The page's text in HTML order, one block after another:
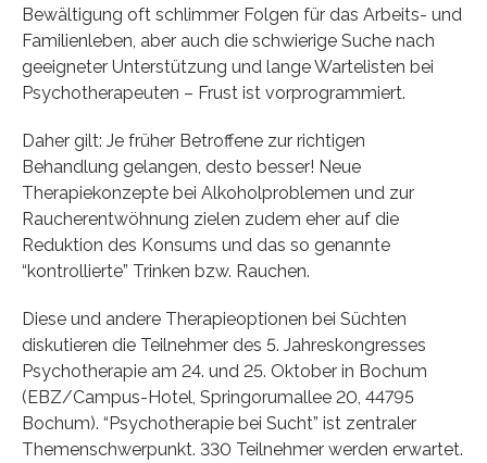
Bewältigung oft schlimmer Folgen für das Arbeits- und
Familienleben, aber auch die schwierige Suche nach
geeigneter Unterstützung und lange Wartelisten bei
Psychotherapeuten – Frust ist vorprogrammiert.
Daher gilt: Je früher Betroffene zur richtigen
Behandlung gelangen, desto besser! Neue
Therapiekonzepte bei Alkoholproblemen und zur
Raucherentwöhnung zielen zudem eher auf die
Reduktion des Konsums und das so genannte
“kontrollierte” Trinken bzw. Rauchen.
Diese und andere Therapieoptionen bei Süchten
diskutieren die Teilnehmer des 5. Jahreskongresses
Psychotherapie am 24. und 25. Oktober in Bochum
(EBZ/Campus-Hotel, Springorumallee 20, 44795
Bochum). “Psychotherapie bei Sucht” ist zentraler
Themenschwerpunkt. 330 Teilnehmer werden erwartet.